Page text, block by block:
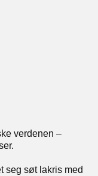
verdenen –
seg søt lakris med